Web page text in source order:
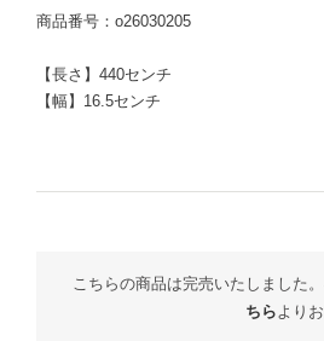
商品番号：o26030205
【長さ】440センチ
【幅】16.5センチ
こちらの商品は完売いたしました
ちらより